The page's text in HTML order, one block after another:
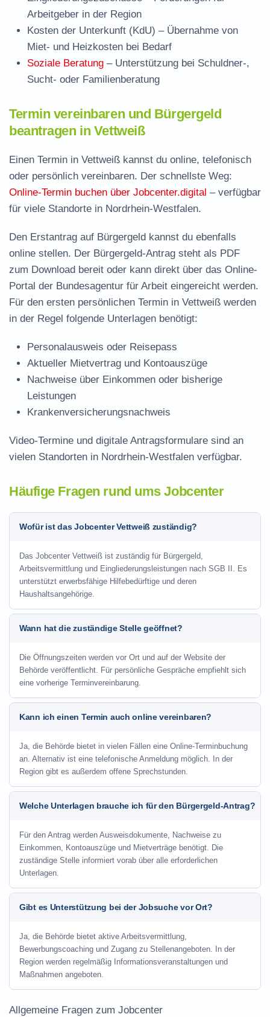
Arbeitgeber in der Region
Kosten der Unterkunft (KdU) – Übernahme von
Miet- und Heizkosten bei Bedarf
Soziale Beratung – Unterstützung bei Schuldner-,
Sucht- oder Familienberatung
Termin vereinbaren und Bürgergeld
beantragen in Vettweiß
Einen Termin in Vettweiß kannst du online, telefonisch
oder persönlich vereinbaren. Der schnellste Weg:
Online-Termin buchen über Jobcenter.digital – verfügbar
für viele Standorte in Nordrhein-Westfalen.
Den Erstantrag auf Bürgergeld kannst du ebenfalls
online stellen. Der Bürgergeld-Antrag steht als PDF
zum Download bereit oder kann direkt über das Online-
Portal der Bundesagentur für Arbeit eingereicht werden.
Für den ersten persönlichen Termin in Vettweiß werden
in der Regel folgende Unterlagen benötigt:
Personalausweis oder Reisepass
Aktueller Mietvertrag und Kontoauszüge
Nachweise über Einkommen oder bisherige
Leistungen
Krankenversicherungsnachweis
Video-Termine und digitale Antragsformulare sind an
vielen Standorten in Nordrhein-Westfalen verfügbar.
Häufige Fragen rund ums Jobcenter
Wofür ist das Jobcenter Vettweiß zuständig?
Das Jobcenter Vettweiß ist zuständig für Bürgergeld,
Arbeitsvermittlung und Eingliederungsleistungen nach SGB II. Es
unterstützt erwerbsfähige Hilfebedürftige und deren
Haushaltsangehörige.
Wann hat die zuständige Stelle geöffnet?
Die Öffnungszeiten werden vor Ort und auf der Website der
Behörde veröffentlicht. Für persönliche Gespräche empfiehlt sich
eine vorherige Terminvereinbarung.
Kann ich einen Termin auch online vereinbaren?
Ja, die Behörde bietet in vielen Fällen eine Online-Terminbuchung
an. Alternativ ist eine telefonische Anmeldung möglich. In der
Region gibt es außerdem offene Sprechstunden.
Welche Unterlagen brauche ich für den Bürgergeld-Antrag?
Für den Antrag werden Ausweisdokumente, Nachweise zu
Einkommen, Kontoauszüge und Mietverträge benötigt. Die
zuständige Stelle informiert vorab über alle erforderlichen
Unterlagen.
Gibt es Unterstützung bei der Jobsuche vor Ort?
Ja, die Behörde bietet aktive Arbeitsvermittlung,
Bewerbungscoaching und Zugang zu Stellenangeboten. In der
Region werden regelmäßig Informationsveranstaltungen und
Maßnahmen angeboten.
Allgemeine Fragen zum Jobcenter